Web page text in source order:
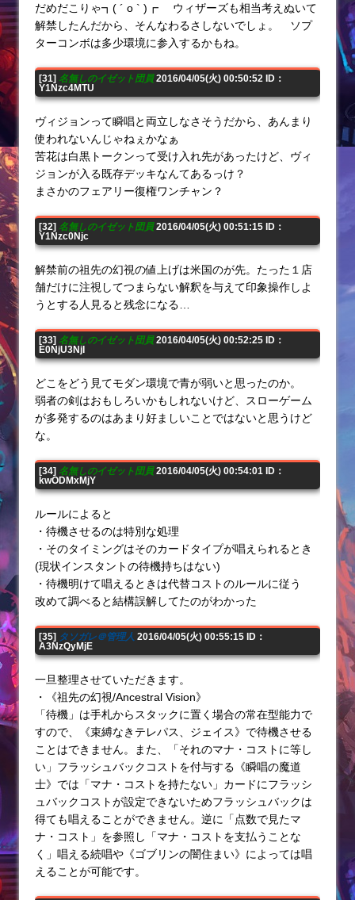
だめだこりゃ┓( ´ o ` )┏ ウィザーズも相当考えぬいて
解禁したんだから、そんなわるさしないでしょ。 ソプ
ターコンボは多少環境に参入するかもね。
[31] 名無しのイゼット団員2016/04/05(火) 00:50:52 ID：
Y1Nzc4MTU
ヴィジョンって瞬唱と両立しなさそうだから、あんまり
使われないんじゃねぇかなぁ
苦花は白黒トークンって受け入れ先があったけど、ヴィ
ジョンが入る既存デッキなんてあるっけ？
まさかのフェアリー復権ワンチャン？
[32] 名無しのイゼット団員2016/04/05(火) 00:51:15 ID：
Y1Nzc0Njc
解禁前の祖先の幻視の値上げは米国のが先。たった１店
舗だけに注視してつまらない解釈を与えて印象操作しよ
うとする人見ると残念になる…
[33] 名無しのイゼット団員2016/04/05(火) 00:52:25 ID：
E0NjU3NjI
どこをどう見てモダン環境で青が弱いと思ったのか。
弱者の剣はおもしろいかもしれないけど、スローゲーム
が多発するのはあまり好ましいことではないと思うけど
な。
[34] 名無しのイゼット団員2016/04/05(火) 00:54:01 ID：
kwODMxMjY
ルールによると
・待機させるのは特別な処理
・そのタイミングはそのカードタイプが唱えられるとき
(現状インスタントの待機持ちはない)
・待機明けて唱えるときは代替コストのルールに従う
改めて調べると結構誤解してたのがわかった
[35] タソガレ＠管理人 2016/04/05(火) 00:55:15 ID：
A3NzQyMjE
一旦整理させていただきます。
・《祖先の幻視/Ancestral Vision》
「待機」は手札からスタックに置く場合の常在型能力で
すので、《束縛なきテレパス、ジェイス》で待機させる
ことはできません。また、「それのマナ・コストに等し
い」フラッシュバックコストを付与する《瞬唱の魔道
士》では「マナ・コストを持たない」カードにフラッシ
ュバックコストが設定できないためフラッシュバックは
得ても唱えることができません。逆に「点数で見たマ
ナ・コスト」を参照し「マナ・コストを支払うことな
く」唱える続唱や《ゴブリンの闇住まい》によっては唱
えることが可能です。